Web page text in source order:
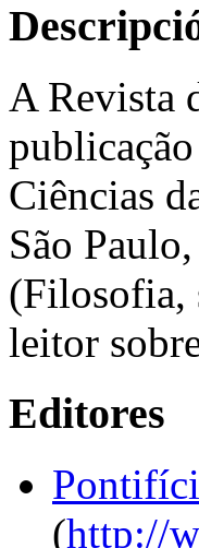
A Revista
Ciências
São
(Filosofia,
leitor
Editores
(http://